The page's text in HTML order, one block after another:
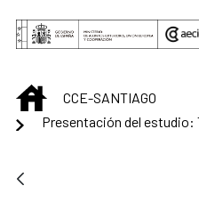
Saltar al contenido principal
INICIOCCE-SANTIAGO